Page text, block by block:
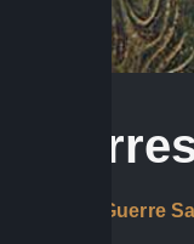
Première Guerre